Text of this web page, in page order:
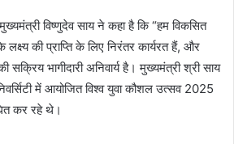
विष्णुदेव साय ने कहा है कि “हम विकसित
की प्राप्ति के लिए निरंतर कार्यरत हैं, और
भागीदारी अनिवार्य है। मुख्यमंत्री श्री साय
में आयोजित विश्व युवा कौशल उत्सव 2025
कर रहे थे।